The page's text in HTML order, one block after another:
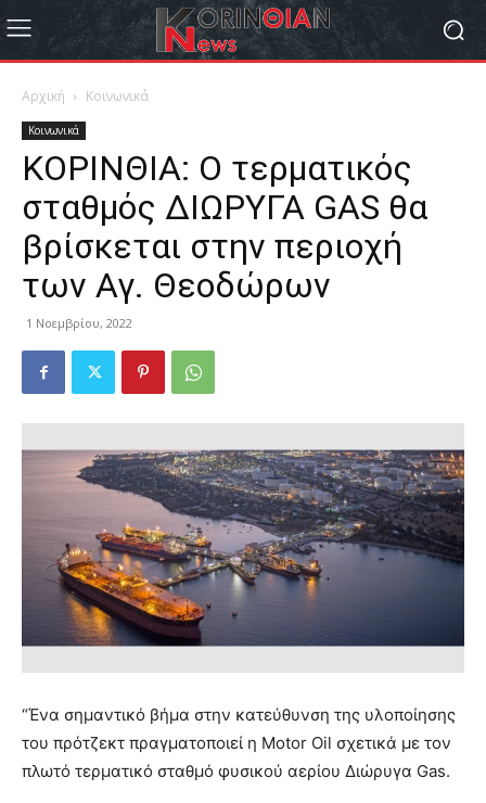
Αρχική Κοινωνικά
Κοινωνικά
ΚΟΡΙΝΘΙΑ: Ο τερματικός
σταθμός ΔΙΩΡΥΓΑ GAS θα
βρίσκεται στην περιοχή
των Αγ. Θεοδώρων
1 Νοεμβρίου, 2022
“Ένα σημαντικό βήμα στην κατεύθυνση της υλοποίησης
του πρότζεκτ πραγματοποιεί η Motor Oil σχετικά με τον
πλωτό τερματικό σταθμό φυσικού αερίου Διώρυγα Gas.